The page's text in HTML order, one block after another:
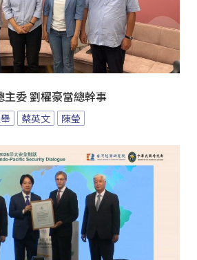
主委 劉櫂豪當總幹事
蔡英文 陳瑩